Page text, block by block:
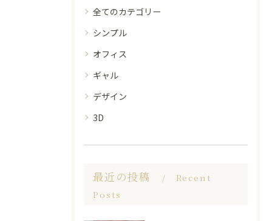
全てのカテゴリー
シンプル
オフィス
ギャル
デザイン
3D
最近の投稿
Recent
Posts